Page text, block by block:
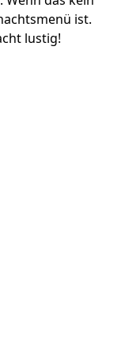
ist.
lustig!